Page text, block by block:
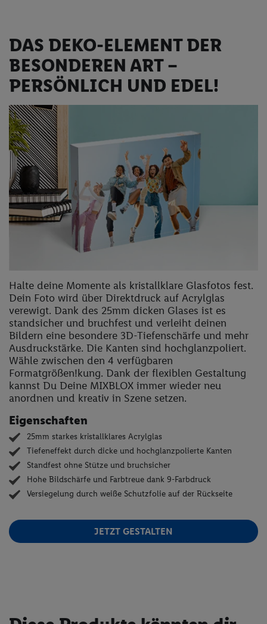
DAS DEKO-ELEMENT DER
BESONDEREN ART –
PERSÖNLICH UND EDEL!
Halte deine Momente als kristallklare Glasfotos fest.
Dein Foto wird über Direktdruck auf Acrylglas
verewigt. Dank des 25mm dicken Glases ist es
standsicher und bruchfest und verleiht deinen
Bildern eine besondere 3D-Tiefenschärfe und mehr
Ausdruckstärke. Die Kanten sind hochglanzpoliert.
Wähle zwischen den 4 verfügbaren
Formatgrößen!kung. Dank der flexiblen Gestaltung
kannst Du Deine MIXBLOX immer wieder neu
anordnen und kreativ in Szene setzen.
Eigenschaften
25mm starkes kristallklares Acrylglas
Tiefeneffekt durch dicke und hochglanzpolierte Kanten
Standfest ohne Stütze und bruchsicher
Hohe Bildschärfe und Farbtreue dank 9-Farbdruck
Versiegelung durch weiße Schutzfolie auf der Rückseite
JETZT GESTALTEN